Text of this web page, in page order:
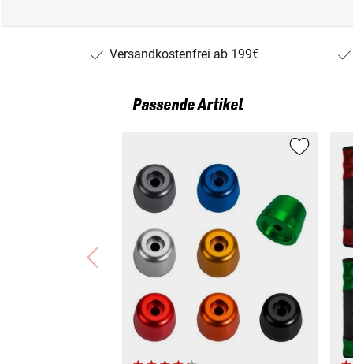
Aprilia TUONO 1000 R FACTORY (TUON1RFACT)
Aprilia RSV 1000 R (RR)
Aprilia RSV MILLE (ME)
Aprilia RSV4 R (APRC/ABS) (RSV4R)
Aprilia RSV4 FACTORY (APRC/ABS)
Aprilia RSV4 Racing Factory (RKL00/RKL01)
Aprilia RS4 125/REPLICA (4-TAKTER) (TW000)
Aprilia DORSODURO SMV 1200 (TV)
Aprilia TUONO V4 1100 RR (EURO 4) (TUOV4RR/
Aprilia RSV4/FACTORY (RK)
Aprilia TUONO V4 1100 FACTORY (EURO 4)
Aprilia TUONO V4 1100 RR (EURO 4) (TUOV4RR/
Aprilia TUONO V4 1100 FACTORY (EURO 4)
Aprilia RSV4 1100 FACTORY (EURO 4) (KEA)
Versandkostenfrei ab 199€
Passende Artikel